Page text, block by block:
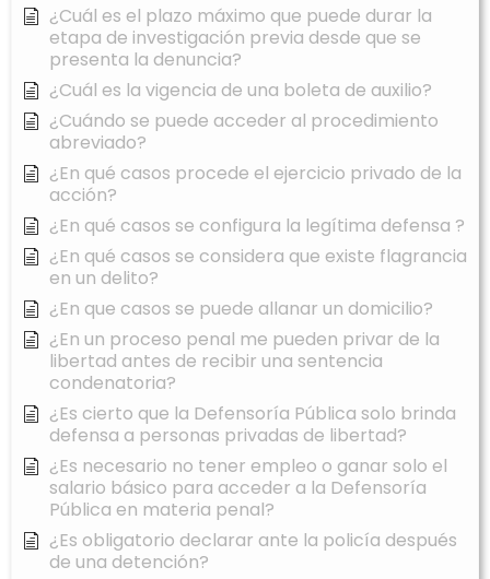
¿Cuál es el plazo máximo que puede durar la
etapa de investigación previa desde que se
presenta la denuncia?
¿Cuál es la vigencia de una boleta de auxilio?
¿Cuándo se puede acceder al procedimiento
abreviado?
¿En qué casos procede el ejercicio privado de la
acción?
¿En qué casos se configura la legítima defensa ?
¿En qué casos se considera que existe flagrancia
en un delito?
¿En que casos se puede allanar un domicilio?
¿En un proceso penal me pueden privar de la
libertad antes de recibir una sentencia
condenatoria?
¿Es cierto que la Defensoría Pública solo brinda
defensa a personas privadas de libertad?
¿Es necesario no tener empleo o ganar solo el
salario básico para acceder a la Defensoría
Pública en materia penal?
¿Es obligatorio declarar ante la policía después
de una detención?